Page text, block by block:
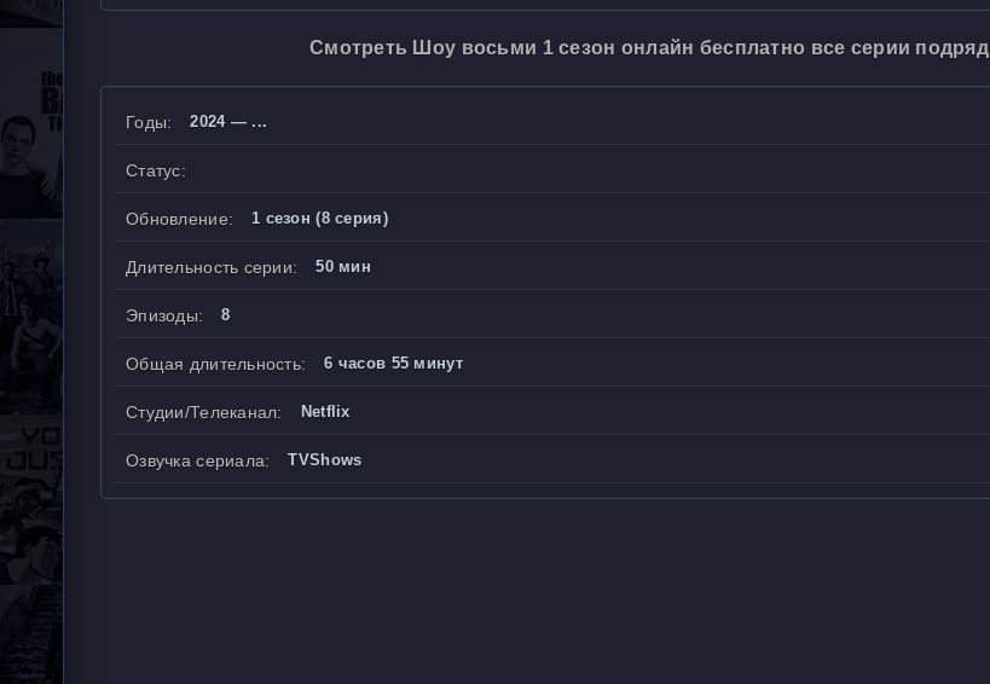
Смотреть Шоу восьми 1 сезон онлайн бесплатно все серии подряд
Годы: 2024 — ...
Статус:
Обновление: 1 сезон (8 серия)
Длительность серии: 50 мин
Эпизоды: 8
Общая длительность: 6 часов 55 минут
Студии/Телеканал: Netflix
Озвучка сериала: TVShows